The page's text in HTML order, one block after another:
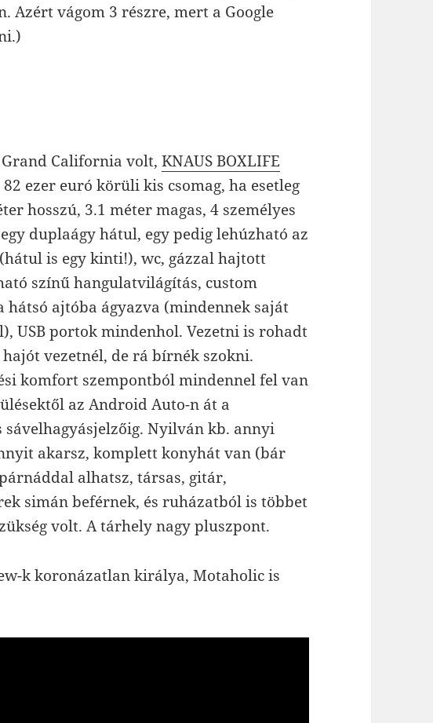
Azért vágom 3 részre, mert a Google
Grand California volt,KNAUS BOXLIFE
ezer euró körüli kis csomag, ha esetleg
hosszú, 3.1 méter magas, 4 személyes
duplaágy hátul, egy pedig lehúzható az
is egy kinti!), wc, gázzal hajtott
színű hangulatvilágítás, custom
hátsó ajtóba ágyazva (mindennek saját
USB portok mindenhol. Vezetni is rohadt
vezetnél, de rá bírnék szokni.
komfort szempontból mindennel fel van
az Android Auto-n át a
Nyilván kb. annyi
akarsz, komplett konyhát van (bár
alhatsz, társas, gitár,
simán beférnek, és ruházatból is többet
volt. A tárhely nagy pluszpont.
k koronázatlan királya, Motaholic is